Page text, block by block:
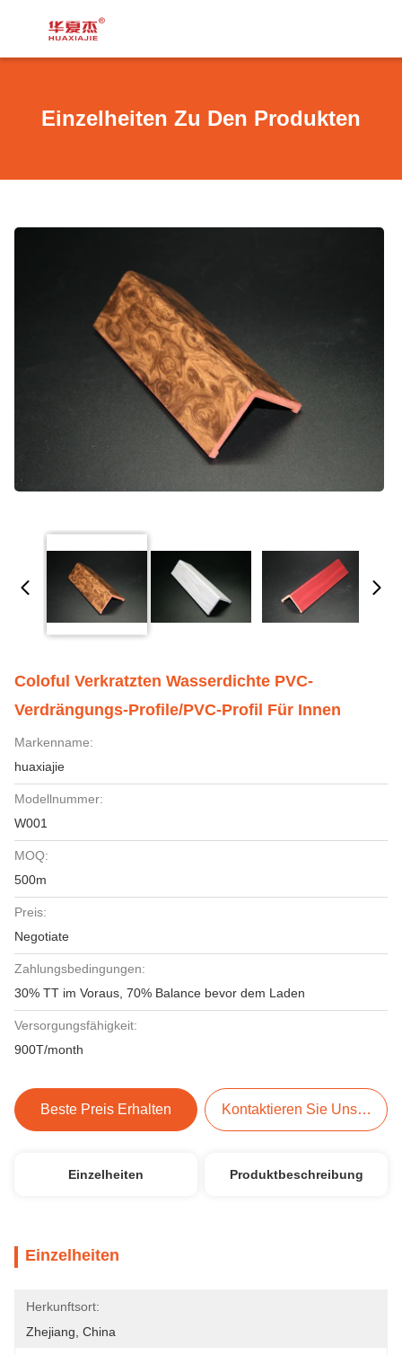
Einzelheiten Zu Den Produkten
Coloful Verkratzten Wasserdichte PVC-
Verdrängungs-Profile/PVC-Profil Für Innen
Markenname:
huaxiajie
Modellnummer:
W001
MOQ:
500m
Preis:
Negotiate
Zahlungsbedingungen:
30% TT im Voraus, 70% Balance bevor dem Laden
Versorgungsfähigkeit:
900T/month
Beste Preis Erhalten Kontaktieren Sie Uns Jetzt
Einzelheiten Produktbeschreibung
Einzelheiten
Herkunftsort:
Zhejiang, China